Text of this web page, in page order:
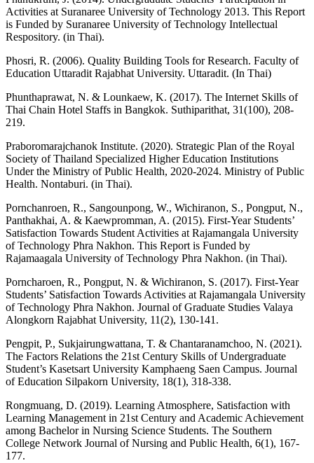
Activities at Suranaree University of Technology 2013. This Report
is Funded by Suranaree University of Technology Intellectual
Respository. (in Thai).
Phosri, R. (2006). Quality Building Tools for Research. Faculty of
Education Uttaradit Rajabhat University. Uttaradit. (In Thai)
Phunthaprawat, N. & Lounkaew, K. (2017). The Internet Skills of
Thai Chain Hotel Staffs in Bangkok. Suthiparithat, 31(100), 208-
219.
Praboromarajchanok Institute. (2020). Strategic Plan of the Royal
Society of Thailand Specialized Higher Education Institutions
Under the Ministry of Public Health, 2020-2024. Ministry of Public
Health. Nontaburi. (in Thai).
Pornchanroen, R., Sangounpong, W., Wichiranon, S., Pongput, N.,
Panthakhai, A. & Kaewpromman, A. (2015). First-Year Students’
Satisfaction Towards Student Activities at Rajamangala University
of Technology Phra Nakhon. This Report is Funded by
Rajamaagala University of Technology Phra Nakhon. (in Thai).
Porncharoen, R., Pongput, N. & Wichiranon, S. (2017). First-Year
Students’ Satisfaction Towards Activities at Rajamangala University
of Technology Phra Nakhon. Journal of Graduate Studies Valaya
Alongkorn Rajabhat University, 11(2), 130-141.
Pengpit, P., Sukjairungwattana, T. & Chantaranamchoo, N. (2021).
The Factors Relations the 21st Century Skills of Undergraduate
Student’s Kasetsart University Kamphaeng Saen Campus. Journal
of Education Silpakorn University, 18(1), 318-338.
Rongmuang, D. (2019). Learning Atmosphere, Satisfaction with
Learning Management in 21st Century and Academic Achievement
among Bachelor in Nursing Science Students. The Southern
College Network Journal of Nursing and Public Health, 6(1), 167-
177.